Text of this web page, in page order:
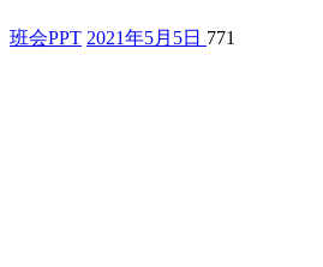
班会PPT 2021年5月5日 771